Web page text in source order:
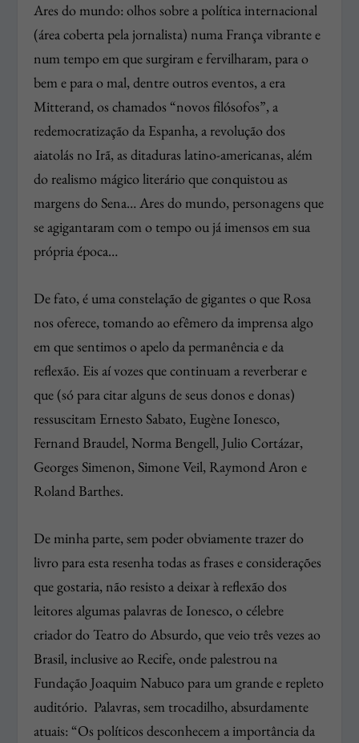
Ares do mundo: olhos sobre a política internacional
(área coberta pela jornalista) numa França vibrante e
num tempo em que surgiram e fervilharam, para o
bem e para o mal, dentre outros eventos, a era
Mitterand, os chamados “novos filósofos”, a
redemocratização da Espanha, a revolução dos
aiatolás no Irã, as ditaduras latino-americanas, além
do realismo mágico literário que conquistou as
margens do Sena… Ares do mundo, personagens que
se agigantaram com o tempo ou já imensos em sua
própria época…
De fato, é uma constelação de gigantes o que Rosa
nos oferece, tomando ao efêmero da imprensa algo
em que sentimos o apelo da permanência e da
reflexão. Eis aí vozes que continuam a reverberar e
que (só para citar alguns de seus donos e donas)
ressuscitam Ernesto Sabato, Eugène Ionesco,
Fernand Braudel, Norma Bengell, Julio Cortázar,
Georges Simenon, Simone Veil, Raymond Aron e
Roland Barthes.
De minha parte, sem poder obviamente trazer do
livro para esta resenha todas as frases e considerações
que gostaria, não resisto a deixar à reflexão dos
leitores algumas palavras de Ionesco, o célebre
criador do Teatro do Absurdo, que veio três vezes ao
Brasil, inclusive ao Recife, onde palestrou na
Fundação Joaquim Nabuco para um grande e repleto
auditório. Palavras, sem trocadilho, absurdamente
atuais: “Os políticos desconhecem a importância da